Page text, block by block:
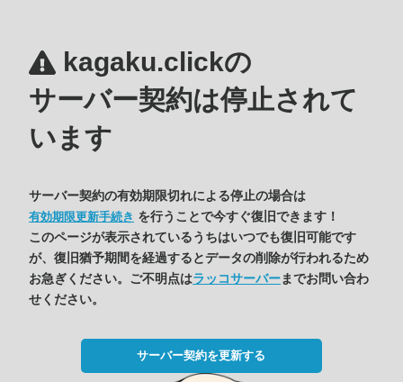
kagaku.clickの
サーバー契約は停止されて
います
サーバー契約の有効期限切れによる停止の場合は
有効期限更新手続き を行うことで今すぐ復旧できます！
このページが表示されているうちはいつでも復旧可能です
が、復旧猶予期間を経過するとデータの削除が行われるため
お急ぎください。ご不明点はラッコサーバーまでお問い合わ
せください。
サーバー契約を更新する